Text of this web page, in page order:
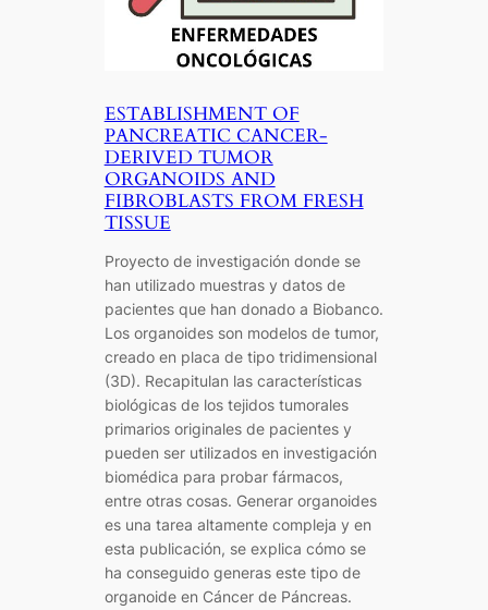
ESTABLISHMENT OF
PANCREATIC CANCER-
DERIVED TUMOR
ORGANOIDS AND
FIBROBLASTS FROM FRESH
TISSUE
Proyecto de investigación donde se
han utilizado muestras y datos de
pacientes que han donado a Biobanco.
Los organoides son modelos de tumor,
creado en placa de tipo tridimensional
(3D). Recapitulan las características
biológicas de los tejidos tumorales
primarios originales de pacientes y
pueden ser utilizados en investigación
biomédica para probar fármacos,
entre otras cosas. Generar organoides
es una tarea altamente compleja y en
esta publicación, se explica cómo se
ha conseguido generas este tipo de
organoide en Cáncer de Páncreas.